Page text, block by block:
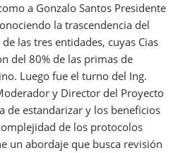
a Gonzalo Santos Presidente
la trascendencia del
las tres entidades, cuyas Cias
del 80% de las primas de
Luego fue el turno del Ing.
y Director del Proyecto
de estandarizar y los beneficios
de los protocolos
un abordaje que busca revisión